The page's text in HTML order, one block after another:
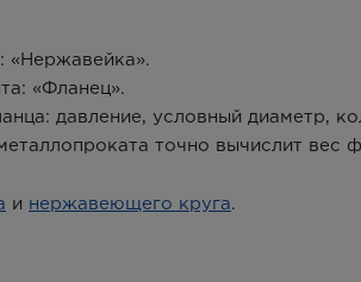
«Нержавейка».
«Фланец».
давление, условный диаметр,
точно вычислит вес
и нержавеющего круга.